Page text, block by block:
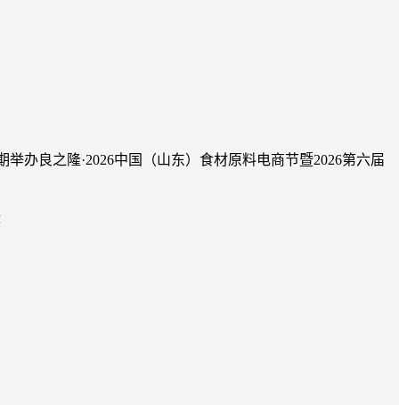
办良之隆·2026中国（山东）食材原料电商节暨2026第六届